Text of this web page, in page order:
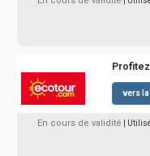
vers
En cours de validité |